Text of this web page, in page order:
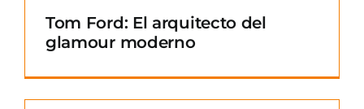
Tom Ford: El arquitecto del
glamour moderno